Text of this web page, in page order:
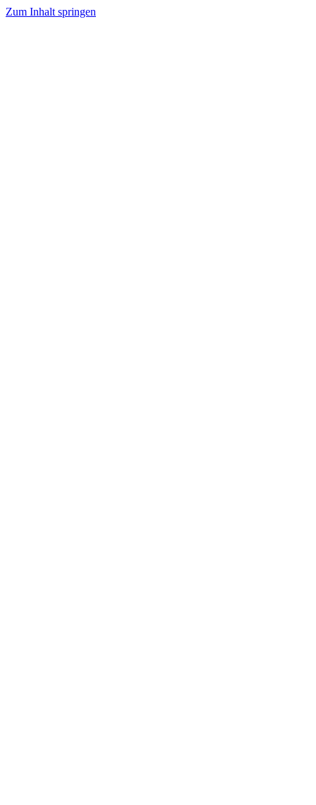
Zum Inhalt springen